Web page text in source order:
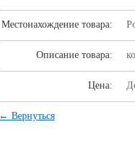
Местонахождение товара:
Описание товара:
Цена:
← Вернуться